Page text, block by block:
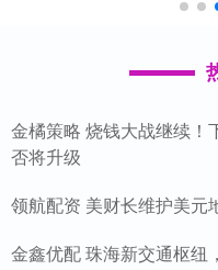
金橘策略 烧钱大战继续！
否将升级
领航配资 美财长维护美元
金鑫优配 珠海新交通枢纽